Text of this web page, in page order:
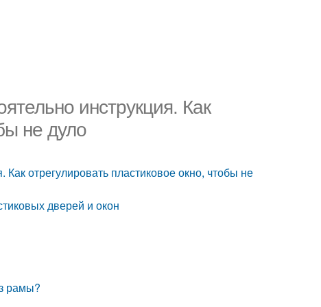
инструкция. Как
не дуло
отрегулировать пластиковое окно, чтобы не
дверей и окон
рамы?